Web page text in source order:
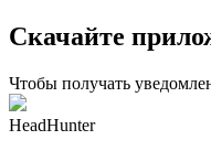
Скачайте
Чтобы получать
HeadHunter